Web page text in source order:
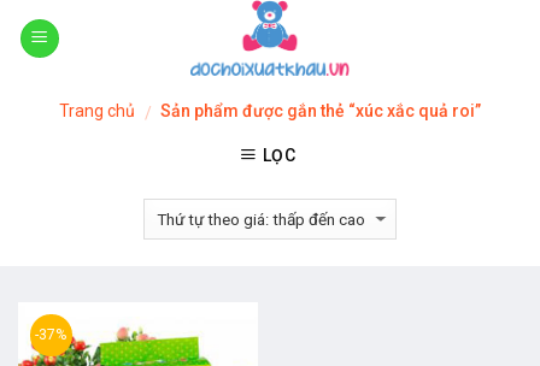
Skip
Trang chủ / Sản phẩm được gắn thẻ “xúc xắc quả roi”
LỌC
-37%